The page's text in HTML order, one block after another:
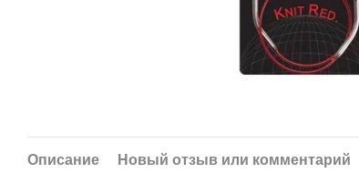
Описание Новый отзыв или комментарий